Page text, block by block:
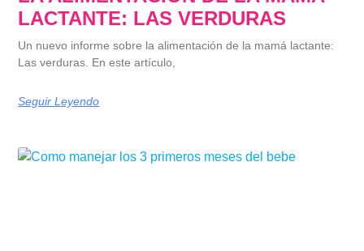
LACTANTE: LAS VERDURAS
Un nuevo informe sobre la alimentación de la mamá lactante:
Las verduras. En este artículo,
Seguir Leyendo